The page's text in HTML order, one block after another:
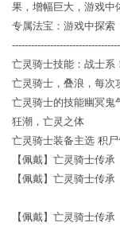
果，增幅巨大，游戏中
专属法宝：游戏中探索
亡灵骑士技能：战士系
亡灵骑士，叠浪，每次
亡灵骑士的技能幽冥鬼
狂潮，亡灵之体
亡灵骑士装备主选 积
【佩戴】亡灵
【佩戴】亡灵骑
【佩戴】亡灵骑